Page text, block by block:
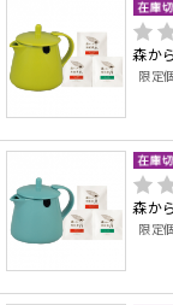
森か
限定
森か
限定